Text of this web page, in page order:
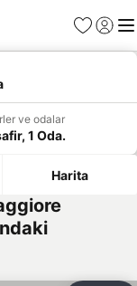
Favoriler
Giriş
ve odalar
1 Oda.
Harita